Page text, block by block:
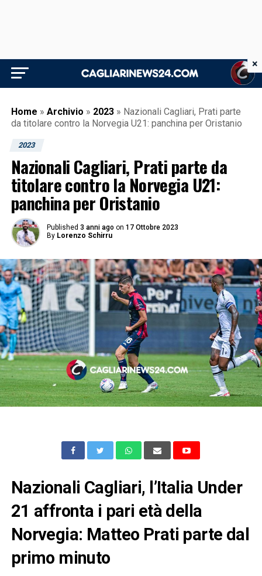
Home » Archivio » 2023 » Nazionali Cagliari, Prati parte
da titolare contro la Norvegia U21: panchina per Oristanio
2023
Nazionali Cagliari, Prati parte da
titolare contro la Norvegia U21:
panchina per Oristanio
Published 3 anni ago on 17 Ottobre 2023
By Lorenzo Schirru
Nazionali Cagliari, l’Italia Under
21 affronta i pari età della
Norvegia: Matteo Prati parte dal
primo minuto
×